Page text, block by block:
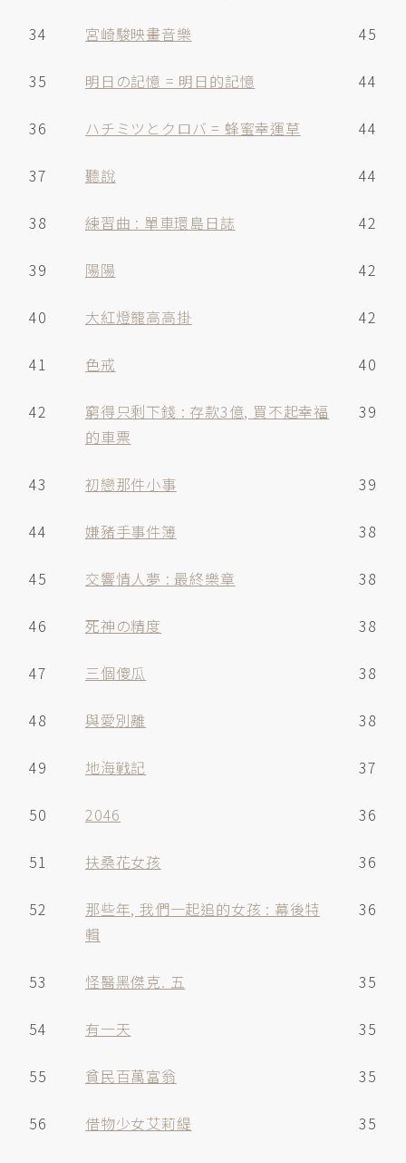
34 宮崎駿映畫音樂 45
35 明日の記憶 = 明日的記憶 44
36 ハチミツとクロバ = 蜂蜜幸運草 44
37 聽說 44
38 練習曲 : 單車環島日誌 42
39 陽陽 42
40 大紅燈籠高高掛 42
41 色戒 40
42
窮得只剩下錢 : 存款3億, 買不起幸福
的車票
39
43 初戀那件小事 39
44 嫌豬手事件簿 38
45 交響情人夢 : 最終樂章 38
46 死神の精度 38
47 三個傻瓜 38
48 與愛別離 38
49 地海戦記 37
50 2046 36
51 扶桑花女孩 36
52
那些年, 我們一起追的女孩 : 幕後特
輯
36
53 怪醫黑傑克. 五 35
54 有一天 35
55 貧民百萬富翁 35
56 借物少女艾莉緹 35